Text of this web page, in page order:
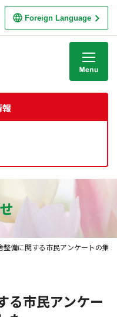
Foreign Language
整備に関する市民アンケートの集
る市民アンケー